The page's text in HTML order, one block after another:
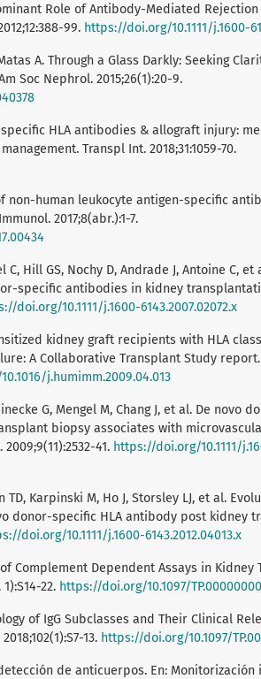
Role of Antibody-Mediated Rejection
99. https://doi.org/10.1111/j.1600-
A. Through a Glass Darkly: Seeking
Soc Nephrol. 2015;26(1):20-9.
specific HLA antibodies & allograft injury:
Transpl Int. 2018;31:1059-70.
non-human leukocyte antigen-specific
2017;8(abr.):1-7.
Hill GS, Nochy D, Andrade J, Antoine C, et
specific antibodies in kidney
doi.org/10.1111/j.1600-6143.2007.02072.x
kidney graft recipients with HLA
A Collaborative Transplant Study
j.humimm.2009.04.013
G, Mengel M, Chang J, et al. De novo
biopsy associates with
41. https://doi.org/10.1111/
TD, Karpinski M, Ho J, Storsley LJ, et al.
donor-specific HLA antibody post kidney
doi.org/10.1111/j.1600-6143.2012.04013.x
Complement Dependent Assays in Kidney
22. https://doi.org/10.1097/
of IgG Subclasses and Their Clinical
13. https://doi.org/10.1097/
de anticuerpos. En: